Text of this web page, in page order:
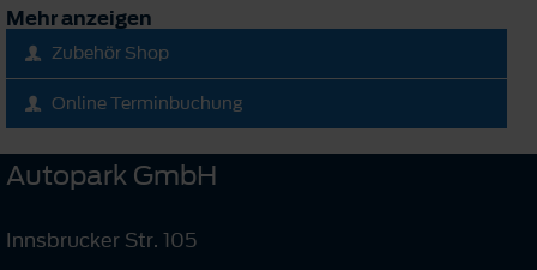
Mehr anzeigen
Zubehör Shop
Online Terminbuchung
Autopark GmbH
Innsbrucker Str. 105